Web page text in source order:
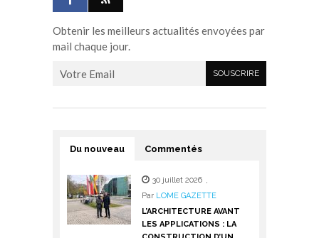
Obtenir les meilleurs actualités envoyées par
mail chaque jour.
Du nouveau Commentés
30 juillet 2026 ,
Par LOME GAZETTE
L’ARCHITECTURE AVANT
LES APPLICATIONS : LA